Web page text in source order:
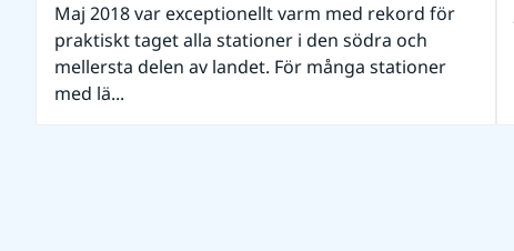
Maj 2018 var exceptionellt varm med rekord för
praktiskt taget alla stationer i den södra och
mellersta delen av landet. För många stationer
med lä...